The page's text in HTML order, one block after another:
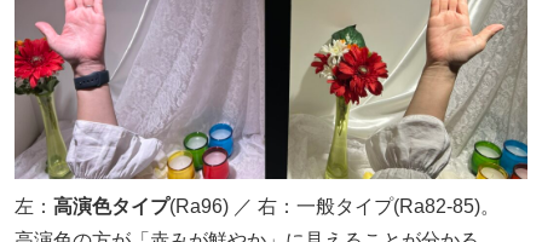
左： 高演色タイプ(Ra96) ／ 右：一般タイプ(Ra82-85)。